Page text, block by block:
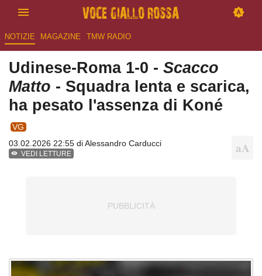
NOTIZIE MAGAZINE TMW RADIO
Udinese-Roma 1-0 - Scacco
Matto - Squadra lenta e scarica,
ha pesato l'assenza di Koné
VG
03.02.2026 22:55 diAlessandro Carducci
VEDI LETTURE